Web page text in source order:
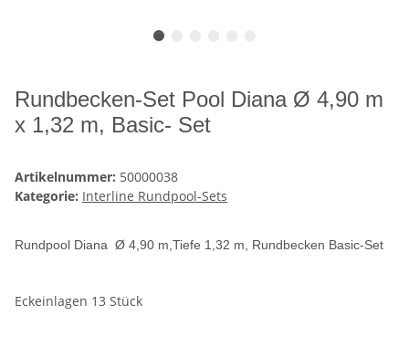
Rundbecken-Set Pool Diana Ø 4,90 m
x 1,32 m, Basic- Set
Artikelnummer: 50000038
Kategorie: Interline Rundpool-Sets
Rundpool Diana Ø 4,90 m,Tiefe 1,32 m, Rundbecken Basic-Set
Eckeinlagen 13 Stück